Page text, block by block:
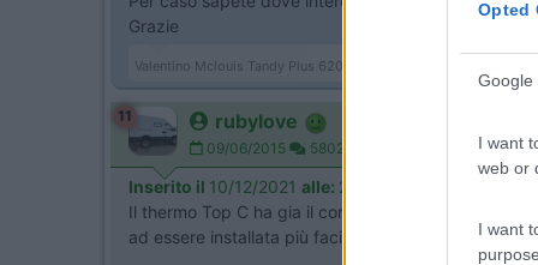
Opted
Google
I want
web or
I want
Grazie
Valentino Mclouis Tandy Plus 620 '05 2.8 147cv
11 rubylove
09/06/2015 5802
Inserito il 10/12/2021 alle: 21:39:13
Il thermo Top C ha gia il controllo per la ventola
ad essere installata più facilmente